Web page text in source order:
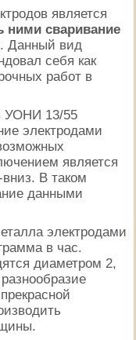
является
ними сваривание
. Данный вид
себя как
работ в
УОНИ 13/55
электродами
является
В таком
данными
электродами
в час.
диаметром 2,